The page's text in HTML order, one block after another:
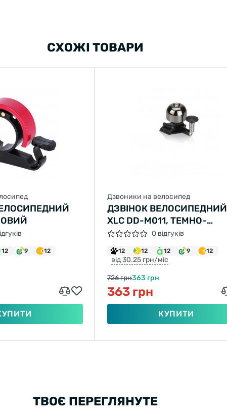
СХОЖІ ТОВАРИ
12 9 12
Дзвоники на велосипед
ДЗВІНОК ВЕЛОСИПЕДНИЙ
XLC DD-M011, ТЕМНО-
СРІБНИЙ 0 відгуків
12 12 12 9 12
від 30.25 грн/міс
726 грн363 грн
363 грн
КУПИТИ
ТВОЄ ПЕРЕГЛЯНУТЕ